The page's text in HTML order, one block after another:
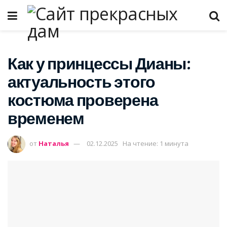
Как у принцессы Дианы:
актуальность этого
костюма проверена
временем
от Наталья 02.12.2025 На чтение: 1 минута